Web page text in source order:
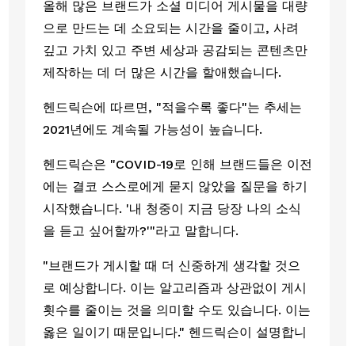
올해 많은 브랜드가 소셜 미디어 게시물을 대량
으로 만드는 데 소요되는 시간을 줄이고, 사려
깊고 가치 있고 주변 세상과 공감되는 콘텐츠만
제작하는 데 더 많은 시간을 할애했습니다.
헨드릭슨에 따르면, "적을수록 좋다"는 추세는
2021년에도 계속될 가능성이 높습니다.
헨드릭슨은 "COVID-19로 인해 브랜드들은 이전
에는 결코 스스로에게 묻지 않았을 질문을 하기
시작했습니다. '내 청중이 지금 당장 나의 소식
을 듣고 싶어할까?'"라고 말합니다.
"브랜드가 게시할 때 더 신중하게 생각할 것으
로 예상합니다. 이는 알고리즘과 상관없이 게시
횟수를 줄이는 것을 의미할 수도 있습니다. 이는
옳은 일이기 때문입니다." 헨드릭슨이 설명합니